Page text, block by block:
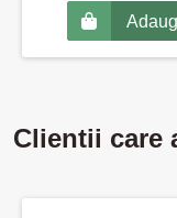
Clientii care